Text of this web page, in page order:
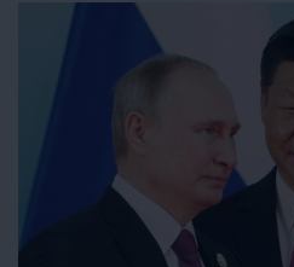
aprofundaram as estratégias
coordenação, a todos os
Além de reforçarem a sua
o quadro estabelecido pela
multilateralismo, a igualdade
Estados, Vladimir Putin e Xi
solidarizar-se mutuamente
políticos nos dois países
constitucional na Rússia e a
segurança nacional em Hong